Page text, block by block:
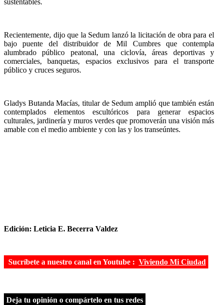
Recientemente, dijo que la Sedum lanzó la licitación de obra para el
bajo puente del distribuidor de Mil Cumbres que contempla
alumbrado público peatonal, una ciclovía, áreas deportivas y
comerciales, banquetas, espacios exclusivos para el transporte
público y cruces seguros.
Gladys Butanda Macías, titular de Sedum amplió que también están
contemplados elementos escultóricos para generar espacios
culturales, jardinería y muros verdes que promoverán una visión más
amable con el medio ambiente y con las y los transeúntes.
Edición: Leticia E. Becerra Valdez
Sucríbete a nuestro canal en Youtube : Viviendo Mi Ciudad
Deja tu opinión o compártelo en tus redes